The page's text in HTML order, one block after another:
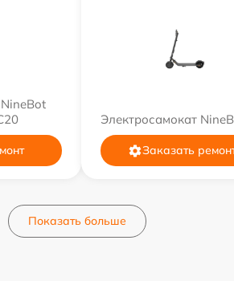
Электросамокат
Заказать
Показать больше